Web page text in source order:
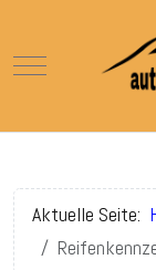
Mobile Menu
Aktuelle Seite: